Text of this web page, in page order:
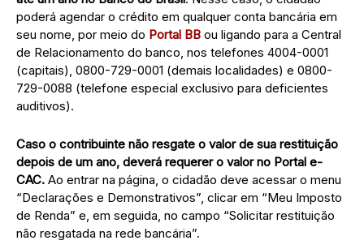
poderá agendar o crédito em qualquer conta bancária em
seu nome, por meio do Portal BB ou ligando para a Central
de Relacionamento do banco, nos telefones 4004-0001
(capitais), 0800-729-0001 (demais localidades) e 0800-
729-0088 (telefone especial exclusivo para deficientes
auditivos).
Caso o contribuinte não resgate o valor de sua restituição
depois de um ano, deverá requerer o valor no Portal e-
CAC. Ao entrar na página, o cidadão deve acessar o menu
“Declarações e Demonstrativos”, clicar em “Meu Imposto
de Renda” e, em seguida, no campo “Solicitar restituição
não resgatada na rede bancária”.